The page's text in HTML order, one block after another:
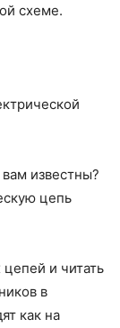
схеме.
известны?
цепь
и читать
в
как на